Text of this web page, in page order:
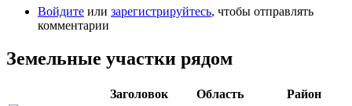
Войдите или зарегистрируйтесь, чтобы отправлять
комментарии
Земельные участки рядом
Заголовок Область Район